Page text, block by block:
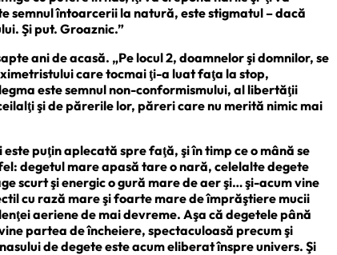
semnul întoarcerii la natură, este stigmatul – dacă
Şi put. Groaznic.”
ani de acasă. „Pe locul 2, doamnelor şi domnilor, se
care tocmai ţi-a luat faţa la stop,
este semnul non-conformismului, al libertăţii
şi de părerile lor, păreri care nu merită nimic mai
puţin aplecată spre faţă, şi în timp ce o mână se
degetul mare apasă tare o nară, celelalte degete
scurt şi energic o gură mare de aer şi… şi-acum vine
cu rază mare şi foarte mare de împrăştiere mucii
aeriene de mai devreme. Aşa că degetele până
partea de încheiere, spectaculoasă precum şi
de degete este acum eliberat înspre univers. Şi